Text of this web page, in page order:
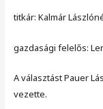
titkár: Kalmár
gazdasági felelős:
A választást Pauer
vezette.